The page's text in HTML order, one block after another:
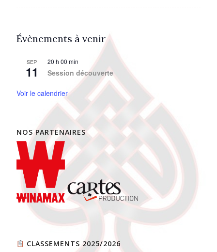
Évènements à venir
SEP
11
20 h 00 min
Session découverte
Voir le calendrier
NOS PARTENAIRES
CLASSEMENTS 2025/2026